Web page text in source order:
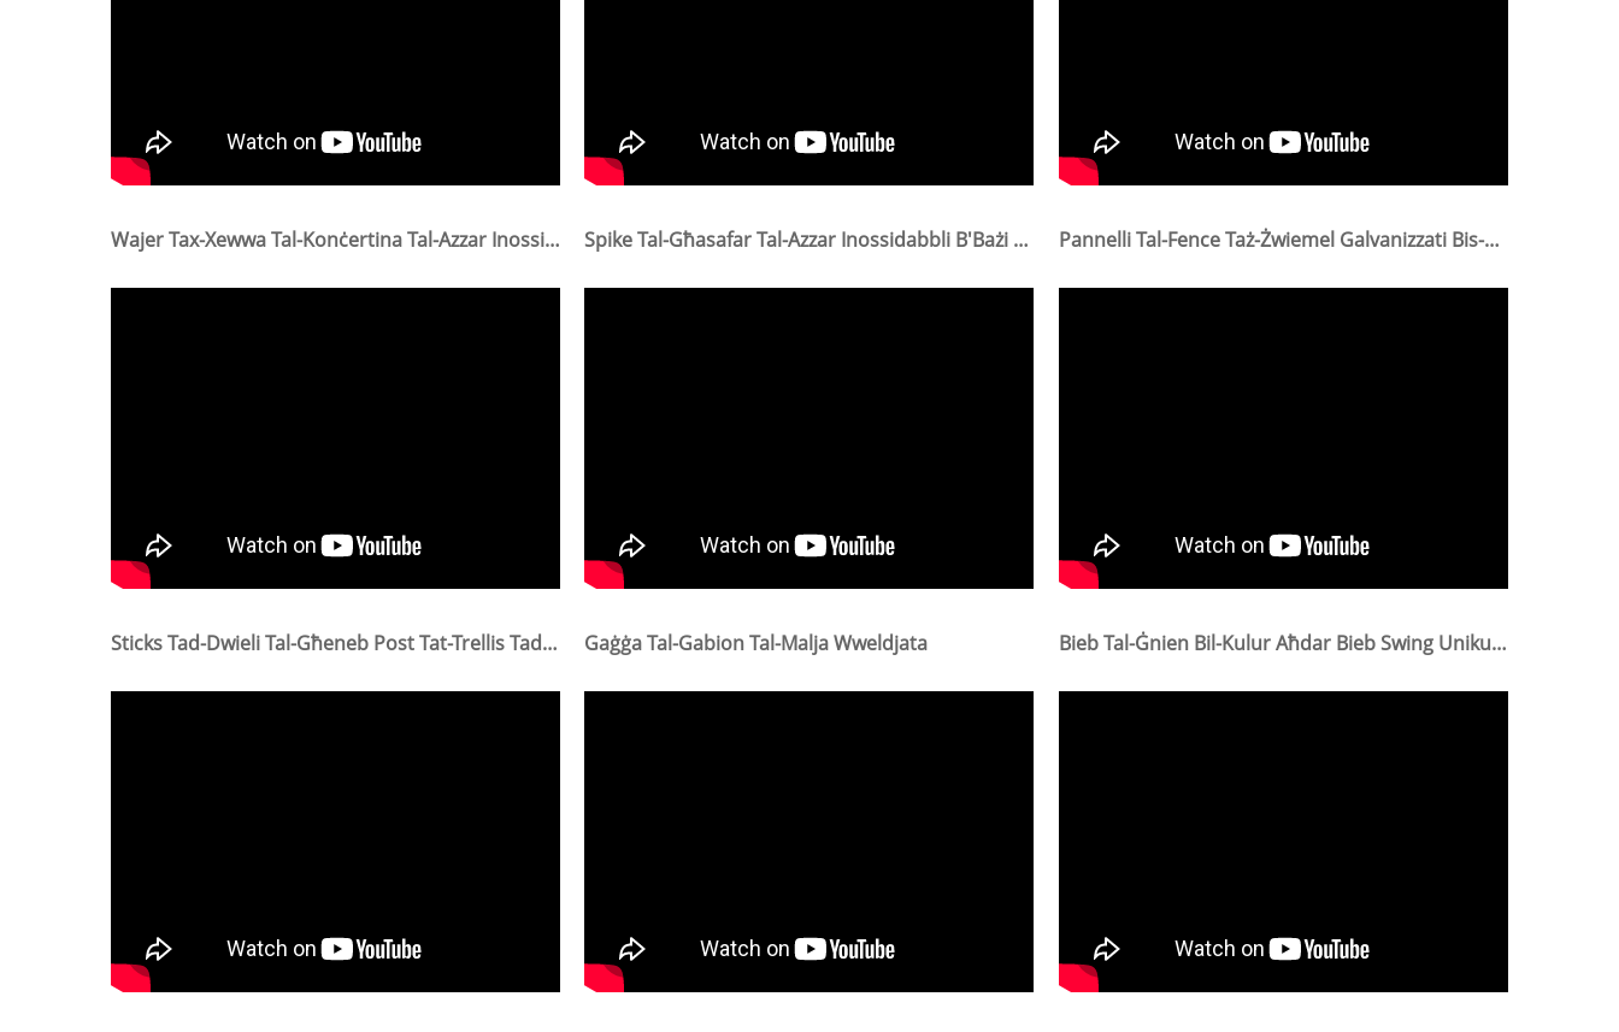
Wajer Tax-Xewwa Tal-Konċertina Tal-Azzar Inossidabbli Spike Tal-Għasafar Tal-Azzar Inossidabbli B'Bażi PP Pannelli Tal-Fence Taż-Żwiemel Galvanizzati Bis-Sħana Panel Tal-Baqar Panel Tan-Nagħaġ
Sticks Tad-Dwieli Tal-Għeneb Post Tat-Trellis Tad-Dwieli Gaġġa Tal-Gabion Tal-Malja Wweldjata Bieb Tal-Ġnien Bil-Kulur Aħdar Bieb Swing Uniku Bis-Serratura